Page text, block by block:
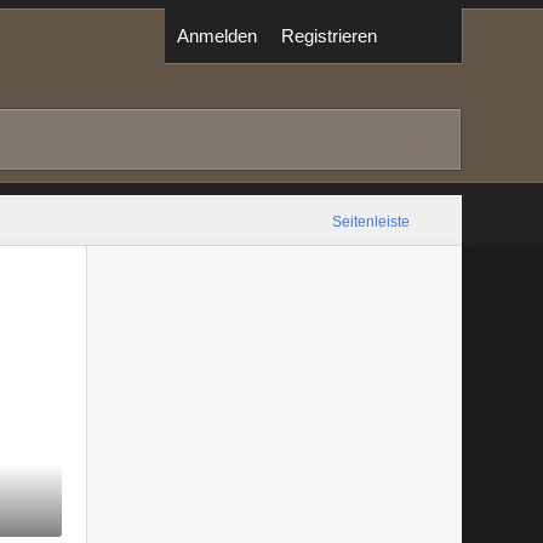
Anmelden Registrieren
Seitenleiste